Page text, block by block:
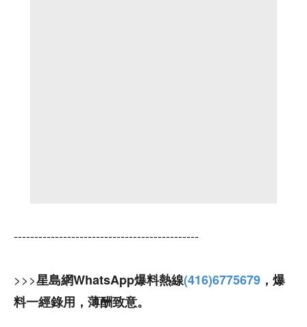
---------------------------------------------
>>>星島網WhatsApp爆料熱線(416)6775679 ，爆
料一經錄用，薄酬致意。